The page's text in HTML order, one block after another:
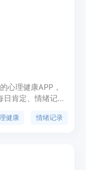
心理健康APP，
日肯定、情绪记
自我照顾实践。该
健康 情绪记录